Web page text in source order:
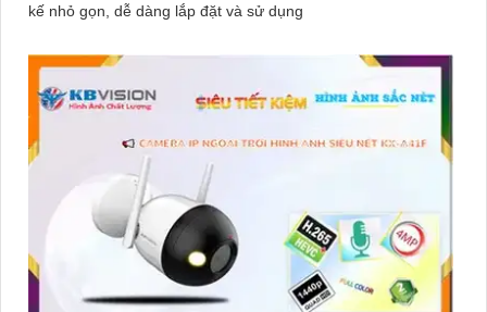
kế nhỏ gọn, dễ dàng lắp đặt và sử dụng